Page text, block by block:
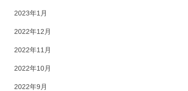
2023年1月
2022年12月
2022年11月
2022年10月
2022年9月